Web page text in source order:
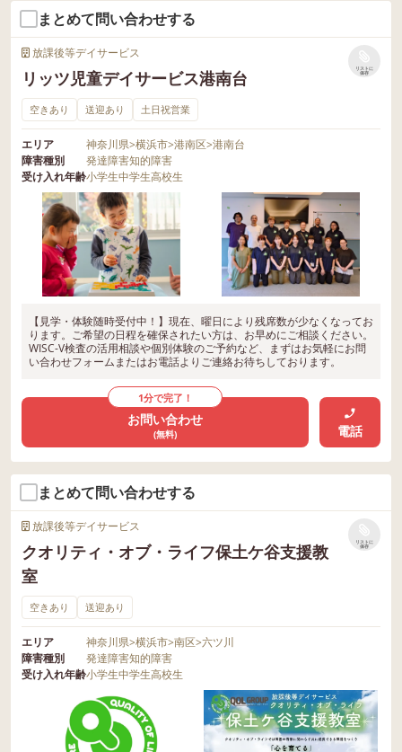
まとめて問い合わせする
放課後等デイサービス
リッツ児童デイサービス港南台
リストに
保存
空きあり 送迎あり 土日祝営業
エリア 神奈川県>横浜市>港南区>港南台
障害種別
発達障害知的障害
受け入れ年齢小学生中学生高校生
【見学・体験随時受付中！】現在、曜日により残席数が少なくなってお
ります。ご希望の日程を確保されたい方は、お早めにご相談ください。
WISC-V検査の活用相談や個別体験のご予約など、まずはお気軽にお問
い合わせフォームまたはお電話よりご連絡お待ちしております。
1分で完了！
お問い合わせ
(無料) 電話
まとめて問い合わせする
放課後等デイサービス
クオリティ・オブ・ライフ保土ケ谷支援教
室
リストに
保存
空きあり 送迎あり
エリア 神奈川県>横浜市>南区>六ツ川
障害種別
発達障害知的障害
受け入れ年齢小学生中学生高校生